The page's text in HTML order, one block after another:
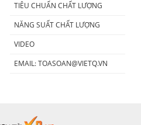
TIÊU CHUẨN CHẤT LƯỢNG
NĂNG SUẤT CHẤT LƯỢNG
VIDEO
EMAIL:TOASOAN@VIETQ.VN